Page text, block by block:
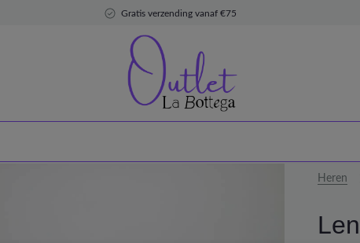
Gratis verzending vanaf €75
Heren